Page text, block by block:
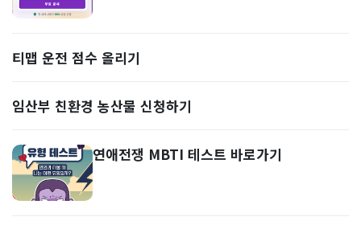
티맵 운전 점수 올리기
임산부 친환경 농산물 신청하기
연애전쟁 MBTI 테스트 바로가기